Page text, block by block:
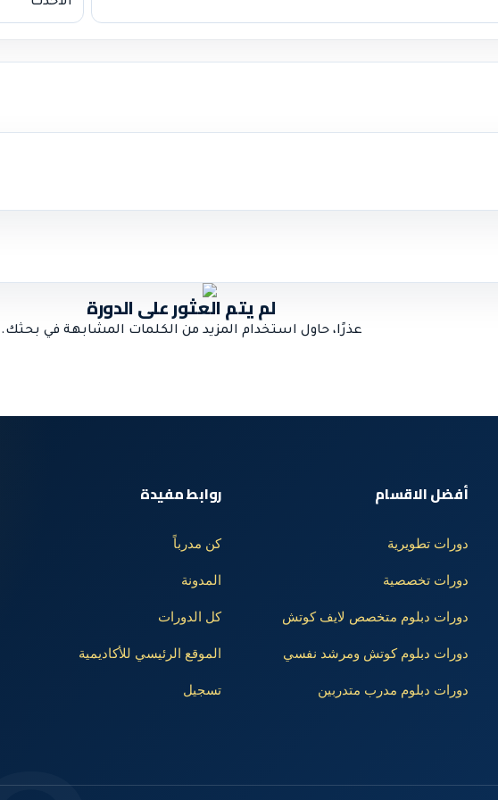
لم يتم العثور على الدورة
عذرًا، حاول استخدام المزيد من الكلمات المشابهة في بحثك.
أفضل الاقسام
دورات تطويرية
دورات تخصصية
دورات دبلوم متخصص لايف كوتش
دورات دبلوم كوتش ومرشد نفسي
دورات دبلوم مدرب متدربين
روابط مفيدة
كن مدرباً
المدونة
كل الدورات
الموقع الرئيسي للأكاديمية
تسجيل